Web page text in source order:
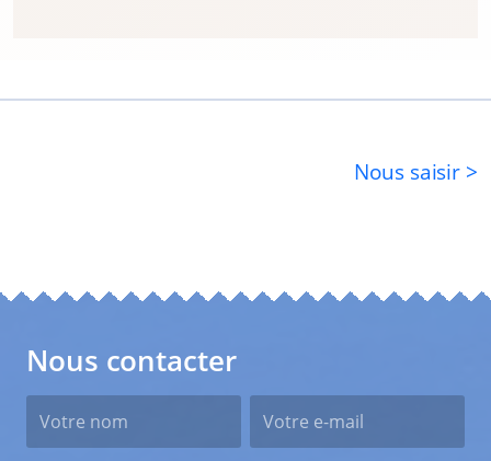
Nous saisir >
Nous contacter